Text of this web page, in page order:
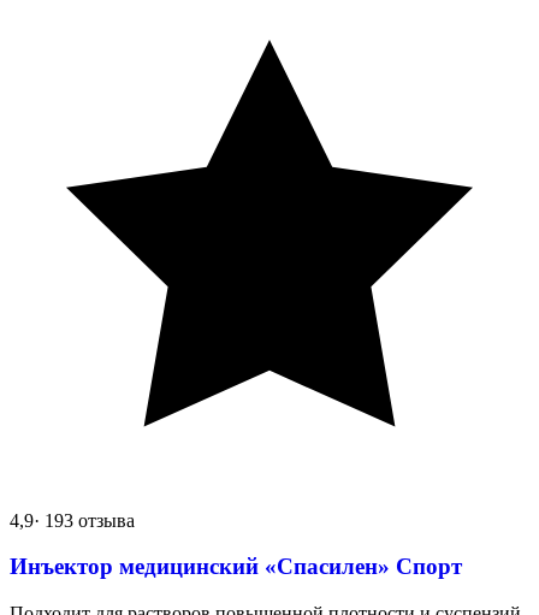
4,9· 193 отзыва
Инъектор медицинский «Спасилен» Спорт